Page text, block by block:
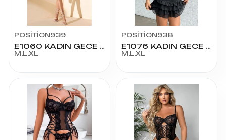
POSİTİON939
E1060 KADIN GECE KIYAFETİ
M,L,XL
POSİTİON938
E1076 KADIN GECE KIYAFETİ
M,L,XL